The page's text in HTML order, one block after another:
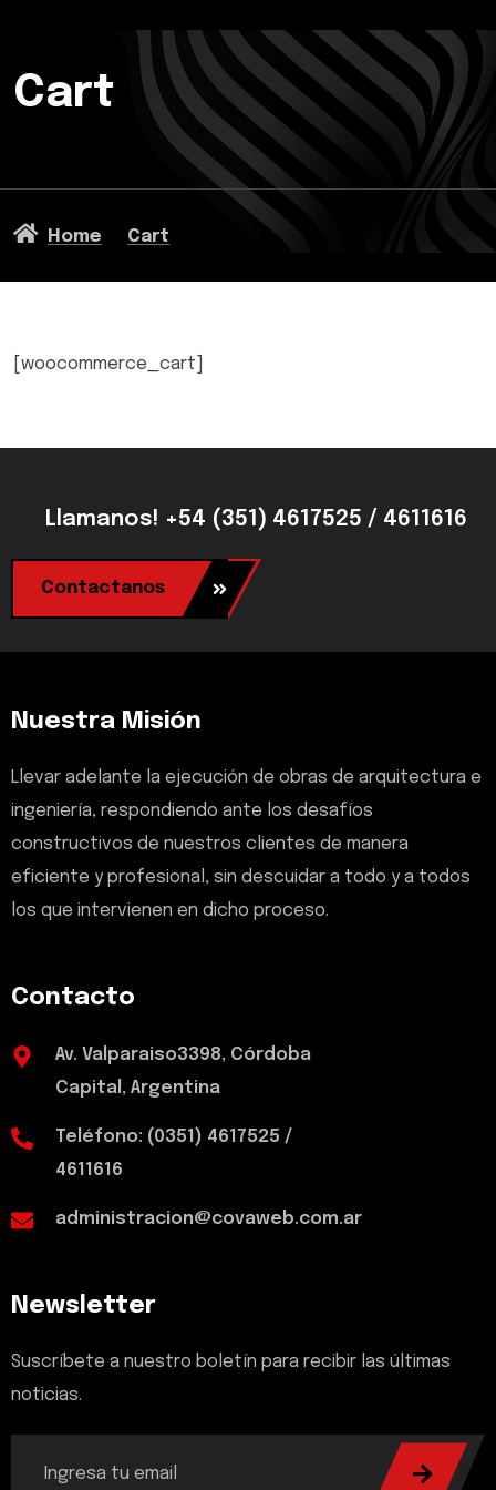
Cart
Home Cart
[woocommerce_cart]
Llamanos! +54 (351) 4617525 / 4611616
Contactanos
Nuestra Misión
Llevar adelante la ejecución de obras de arquitectura e
ingeniería, respondiendo ante los desafíos
constructivos de nuestros clientes de manera
eficiente y profesional, sin descuidar a todo y a todos
los que intervienen en dicho proceso.
Contacto
Av. Valparaiso3398, Córdoba
Capital, Argentina
Teléfono: (0351) 4617525 /
4611616
administracion@covaweb.com.ar
Newsletter
Suscríbete a nuestro boletín para recibir las últimas
noticias.